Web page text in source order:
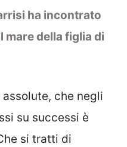
ha incontrato
mare della figlia di
che negli
su successi è
si tratti di